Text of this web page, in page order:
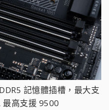
記憶體插槽，最大支
最高支援 9500